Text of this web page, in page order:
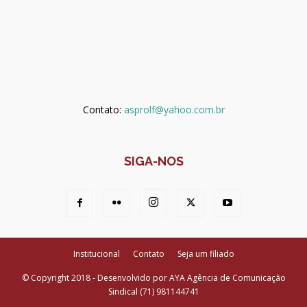
Contato: asprolf@yahoo.com.br
SIGA-NOS
Institucional Contato Seja um filiado
© Copyright 2018 - Desenvolvido por AYA Agência de Comunicação
Sindical (71) 981144741